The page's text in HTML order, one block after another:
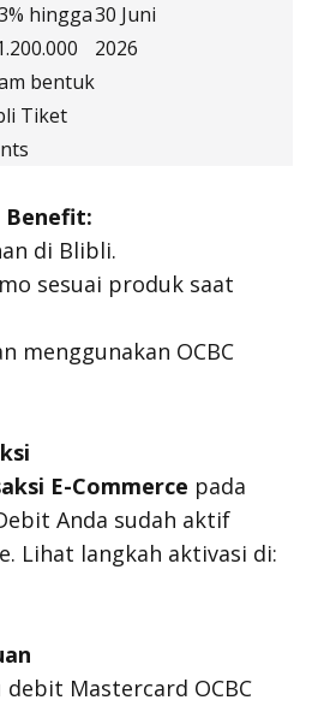
hingga
bentuk
Tiket
30 Juni
2026
Benefit:
di Blibli.
sesuai produk saat
menggunakan OCBC
E-Commerce pada
Anda sudah aktif
Lihat langkah aktivasi di:
Mastercard OCBC